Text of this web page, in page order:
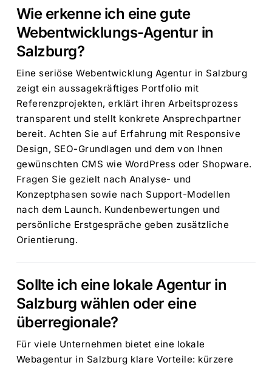
Wie erkenne ich eine gute
Webentwicklungs-Agentur in
Salzburg?
Eine seriöse Webentwicklung Agentur in Salzburg
zeigt ein aussagekräftiges Portfolio mit
Referenzprojekten, erklärt ihren Arbeitsprozess
transparent und stellt konkrete Ansprechpartner
bereit. Achten Sie auf Erfahrung mit Responsive
Design, SEO-Grundlagen und dem von Ihnen
gewünschten CMS wie WordPress oder Shopware.
Fragen Sie gezielt nach Analyse- und
Konzeptphasen sowie nach Support-Modellen
nach dem Launch. Kundenbewertungen und
persönliche Erstgespräche geben zusätzliche
Orientierung.
Sollte ich eine lokale Agentur in
Salzburg wählen oder eine
überregionale?
Für viele Unternehmen bietet eine lokale
Webagentur in Salzburg klare Vorteile: kürzere